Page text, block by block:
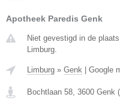
Apotheek Paredis Genk
Niet gevestigd in de
Limburg.
Limburg » Genk Google
Bochtlaan 58, 3600 Genk (